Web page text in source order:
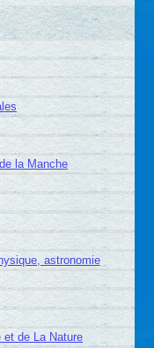
la Manche
astronomie
de La Nature